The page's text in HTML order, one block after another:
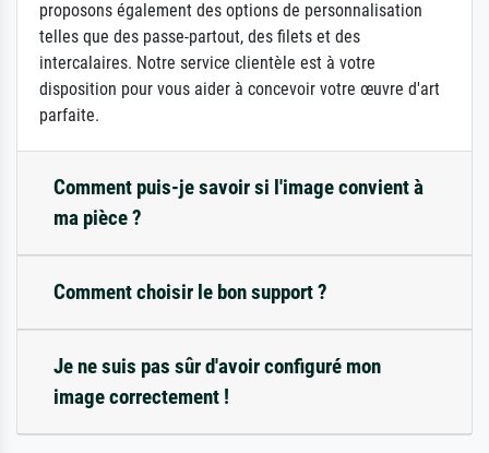
proposons également des options de personnalisation
telles que des passe-partout, des filets et des
intercalaires. Notre service clientèle est à votre
disposition pour vous aider à concevoir votre œuvre d'art
parfaite.
Comment puis-je savoir si l'image convient à
ma pièce ?
Comment choisir le bon support ?
Je ne suis pas sûr d'avoir configuré mon
image correctement !